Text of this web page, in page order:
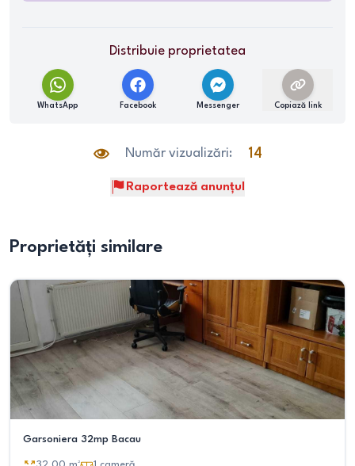
Distribuie proprietatea
WhatsApp Facebook Messenger Copiază link
Număr vizualizări: 14
Raportează anunțul
Proprietăți similare
Garsoniera 32mp Bacau